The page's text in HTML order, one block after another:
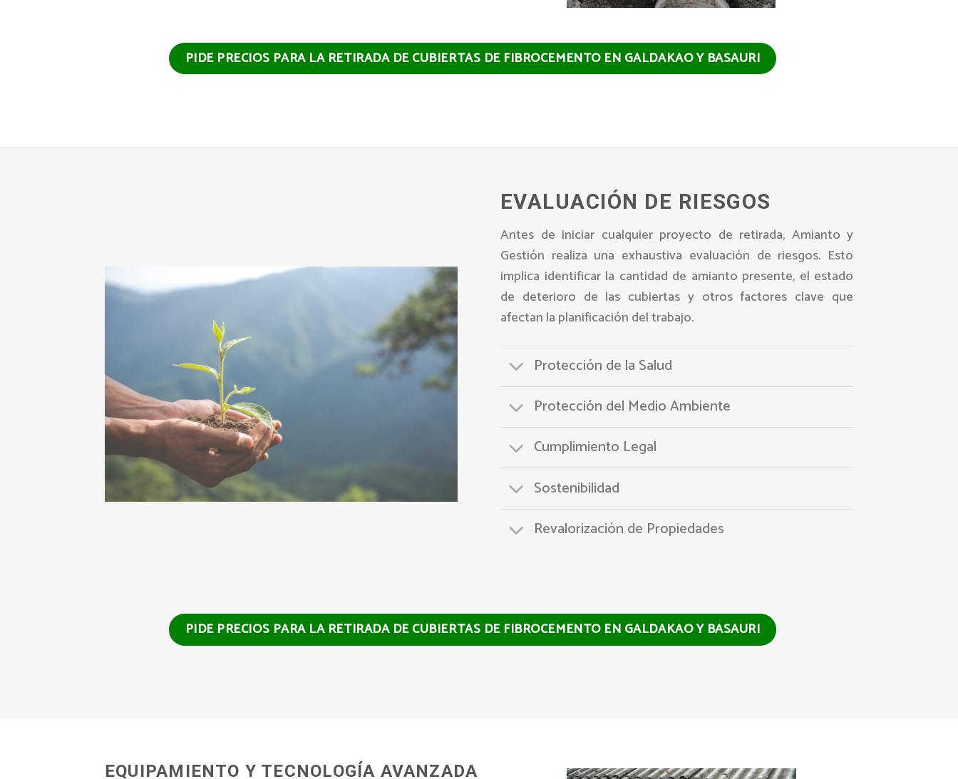
PIDE PRECIOS PARA LA RETIRADA DE CUBIERTAS DE FIBROCEMENTO EN GALDAKAO Y BASAURI
EVALUACIÓN DE RIESGOS
Antes de iniciar cualquier proyecto de retirada, Amianto y
Gestión realiza una exhaustiva evaluación de riesgos. Esto
implica identificar la cantidad de amianto presente, el estado
de deterioro de las cubiertas y otros factores clave que
afectan la planificación del trabajo.
Protección de la Salud
Protección del Medio Ambiente
Cumplimiento Legal
Sostenibilidad
Revalorización de Propiedades
PIDE PRECIOS PARA LA RETIRADA DE CUBIERTAS DE FIBROCEMENTO EN GALDAKAO Y BASAURI
EQUIPAMIENTO Y TECNOLOGÍA AVANZADA